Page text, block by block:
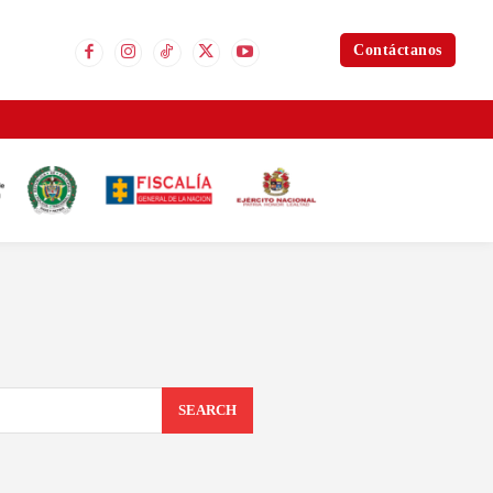
Contáctanos
SEARCH